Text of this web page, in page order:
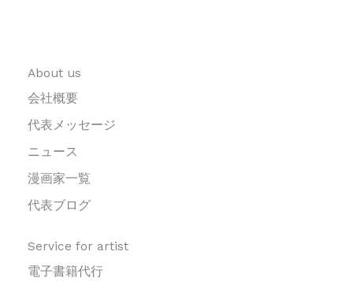
About us
会社概要
代表メッセージ
ニュース
漫画家一覧
代表ブログ
Service for artist
電子書籍代行